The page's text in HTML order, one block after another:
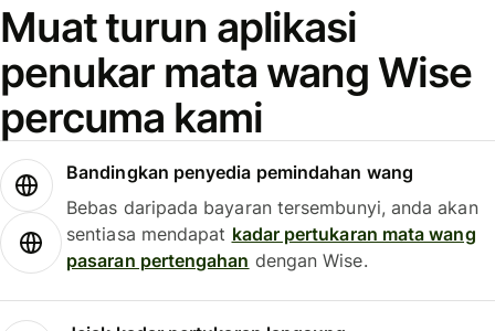
Muat turun aplikasi
penukar mata wang Wise
percuma kami
Bandingkan penyedia pemindahan wang
Bebas daripada bayaran tersembunyi, anda akan
sentiasa mendapat kadar pertukaran mata wang
pasaran pertengahan dengan Wise.